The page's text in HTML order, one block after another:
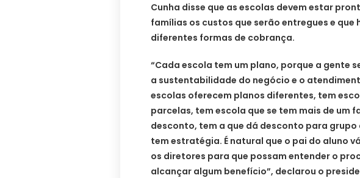
Cunha disse que as escolas devem estar
famílias os custos que serão entregues e que
diferentes formas de cobrança.
“Cada escola tem um plano, porque a gente
a sustentabilidade do negócio e o
escolas oferecem planos diferentes, tem
parcelas, tem escola que se tem mais de um
desconto, tem a que dá desconto para grupo
tem estratégia. É natural que o pai do aluno
os diretores para que possam entender o
alcançar algum benefício”, declarou o